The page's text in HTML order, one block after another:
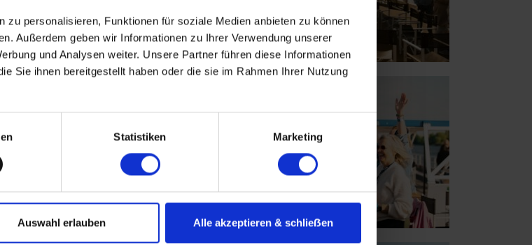
zu personalisieren, Funktionen für soziale Medien anbieten zu können
Außerdem geben wir Informationen zu Ihrer Verwendung unserer
und Analysen weiter. Unsere Partner führen diese Informationen
Sie ihnen bereitgestellt haben oder die sie im Rahmen Ihrer Nutzung
Statistiken Marketing
Auswahl erlauben Alle akzeptieren & schlieẞen